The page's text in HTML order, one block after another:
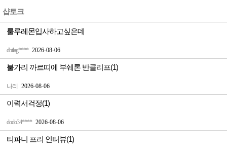
샵토크
dbtlag**** 2026-08-06
룰루레몬입사하고싶은데
나리 2026-08-06
불가리 까르띠에 부쉐론 반클리프(1)
dodo34**** 2026-08-06
이력서걱정(1)
티파니 프리 인터뷰(1)